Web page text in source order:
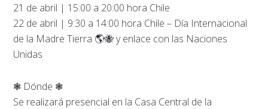
21 de abril | 15:00 a 20:00 hora Chile
22 de abril | 9:30 a 14:00 hora Chile – Día Internacional
de la Madre Tierra 🌎🐝 y enlace con las Naciones
Unidas
❃ Dónde ❃
Se realizará presencial en la Casa Central de la